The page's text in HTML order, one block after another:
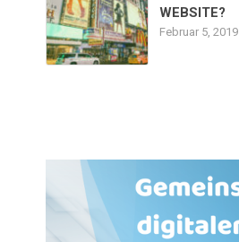
WEBSITE?
Februar 5, 2019